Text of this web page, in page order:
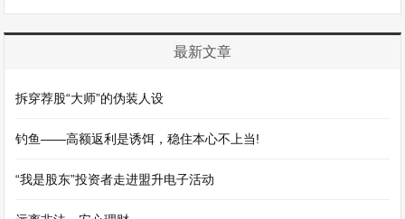
最新文章
拆穿荐股“大师”的伪装人设
钓鱼——高额返利是诱饵，稳住本心不上当!
“我是股东”投资者走进盟升电子活动